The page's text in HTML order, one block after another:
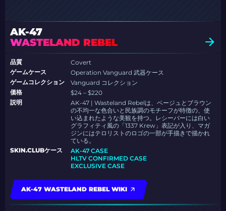
AK-47
WASTELAND REBEL
品質
Covert
ゲームケース
Operation Vanguard 武器ケース
ゲームコレクション
Vanguard コレクション
価格
$24 – $220
説明
AK-47 | Wasteland Rebelは、ベージュとブラウン
の不均一な色合いと民族調のモチーフが特徴の、使
い込まれたような美観を持つ。レシーバーには白い
グラフィティ風の「1337 Krew」表記が入り、マガ
ジンにはテロリストのロゴの一部が手描きで描かれ
ている。
SKIN.CLUBケース
AK-47 CASE
HLTV CONFIRMED CASE
EXCLUSIVE CASE
AK-47 WASTELAND REBEL WIKI